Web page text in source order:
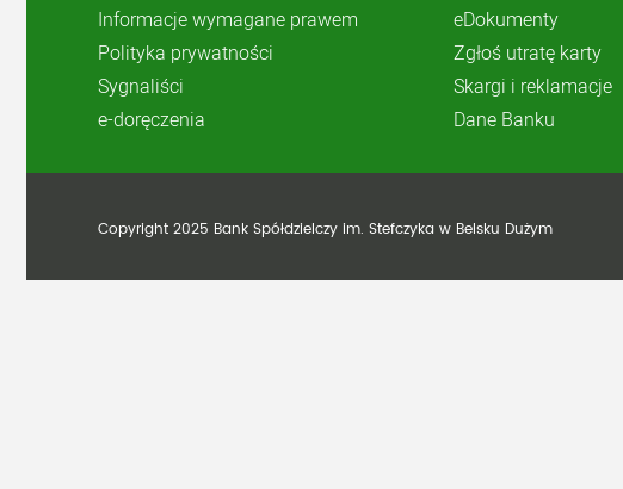
Informacje wymagane prawem
Polityka prywatności
Sygnaliści
e-doręczenia
eDokumenty
Zgłoś utratę karty
Skargi i reklamacje
Dane Banku
Copyright 2025 Bank Spółdzielczy im. Stefczyka w Belsku Dużym